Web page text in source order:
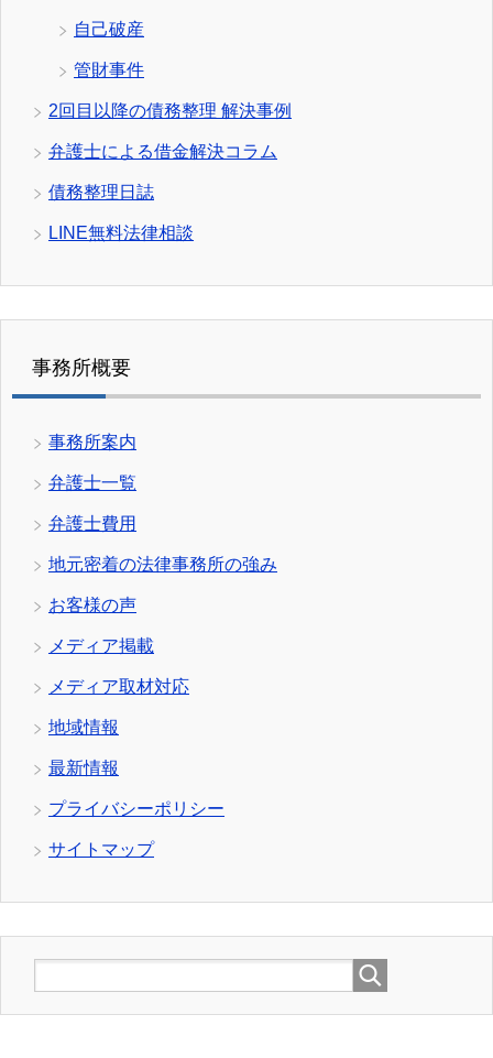
自己破産
管財事件
2回目以降の債務整理 解決事例
弁護士による借金解決コラム
債務整理日誌
LINE無料法律相談
事務所概要
事務所案内
弁護士一覧
弁護士費用
地元密着の法律事務所の強み
お客様の声
メディア掲載
メディア取材対応
地域情報
最新情報
プライバシーポリシー
サイトマップ